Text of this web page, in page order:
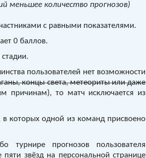
меньшее количество прогнозов)
с равными показателями.
0 баллов.
пользователей нет возможности
концы света, метеориты или даже
причинам), то матч исключается из
которых одной из команд присвоено
турнире прогнозов пользователя
пяти звёзд на персональной странице